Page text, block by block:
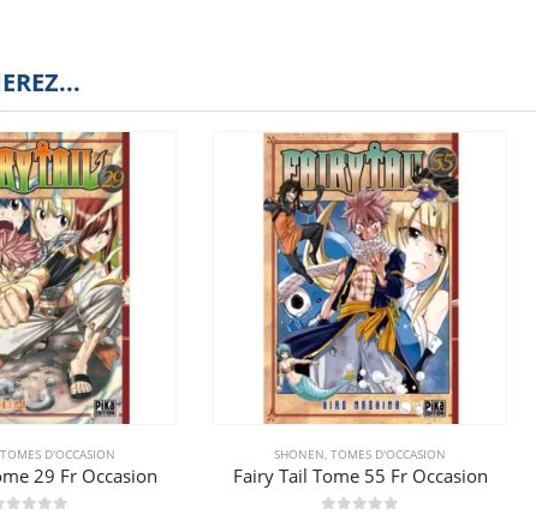
TOMES D'OCCASION
29 Fr Occasion
SHONEN TOMES D'OCCASION
Fairy Tail Tome 55 Fr Occasion